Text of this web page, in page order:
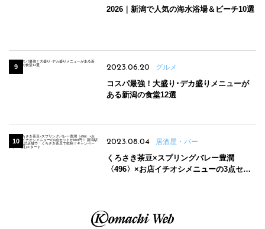
2026｜新潟で人気の海水浴場＆ビーチ10選
2023.06.20 グルメ
コスパ最強！大盛り･デカ盛りメニューが
ある新潟の食堂12選
2023.08.04 居酒屋・バー
くろさき茶豆×スプリングバレー豊潤
〈496〉×お店イチオシメニューの3点セッ